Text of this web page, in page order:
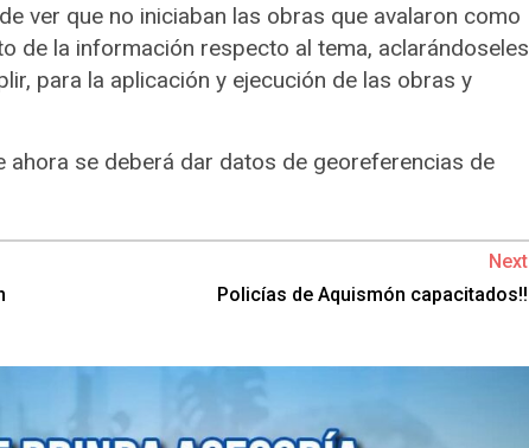
ver que no iniciaban las obras que avalaron como
de la información respecto al tema, aclarándoseles
para la aplicación y ejecución de las obras y
se deberá dar datos de georeferencias de
Next
Policías de Aquismón capacitados!!